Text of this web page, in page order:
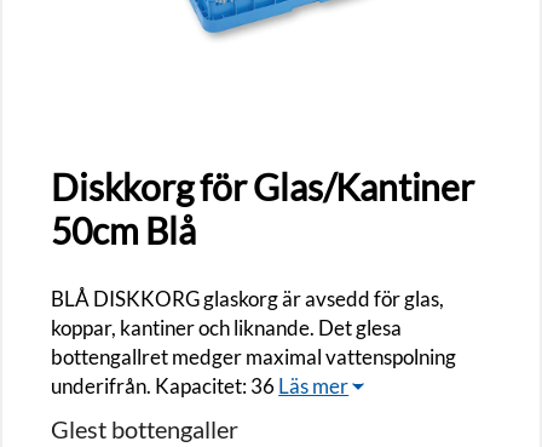
Diskkorg för Glas/Kantiner
50cm Blå
BLÅ DISKKORG glaskorg är avsedd för glas,
koppar, kantiner och liknande. Det glesa
bottengallret medger maximal vattenspolning
underifrån. Kapacitet: 36Läs mer
Glest bottengaller